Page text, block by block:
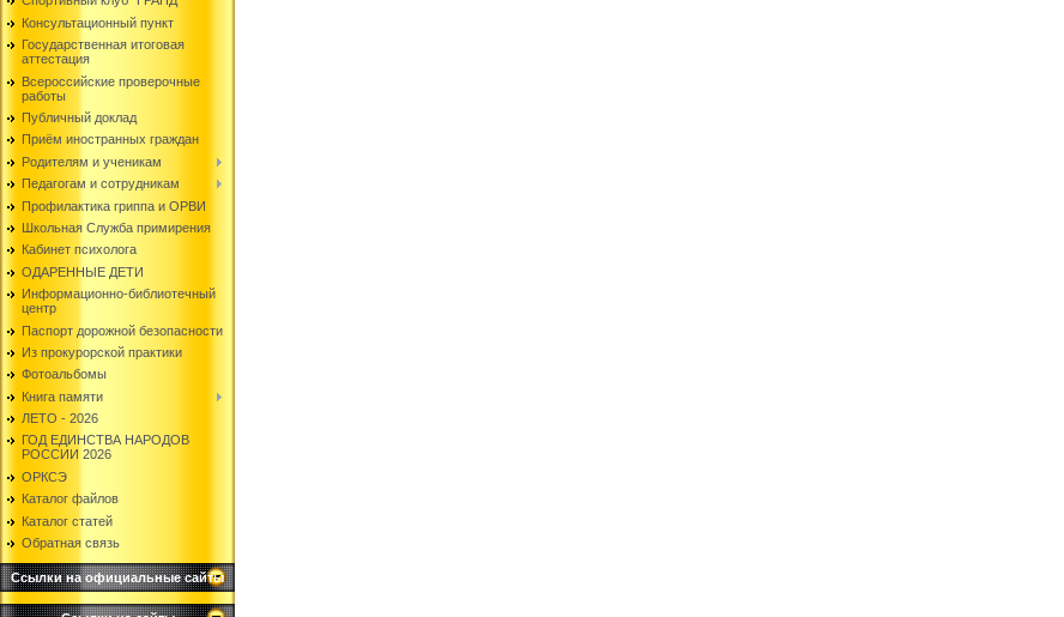
Консультационный пункт
Государственная итоговая
аттестация
Всероссийские проверочные
работы
Публичный доклад
Приём иностранных граждан
Родителям и ученикам
Педагогам и сотрудникам
Профилактика гриппа и ОРВИ
Школьная Служба примирения
Кабинет психолога
ОДАРЕННЫЕ ДЕТИ
Информационно-библиотечный
центр
Паспорт дорожной безопасности
Из прокурорской практики
Фотоальбомы
Книга памяти
ЛЕТО - 2026
ГОД ЕДИНСТВА НАРОДОВ
РОССИИ 2026
ОРКСЭ
Каталог файлов
Каталог статей
Обратная связь
Ссылки на официальные сайты